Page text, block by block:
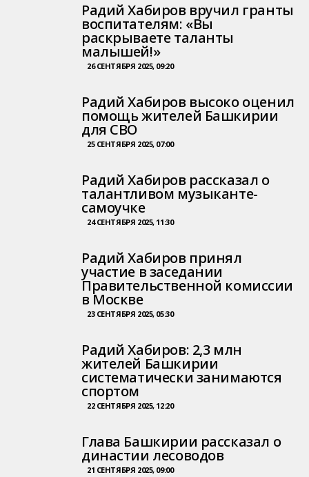
Радий Хабиров вручил гранты
воспитателям: «Вы
раскрываете таланты
малышей!»
26 СЕНТЯБРЯ 2025, 09:20
Радий Хабиров высоко оценил
помощь жителей Башкирии
для СВО
25 СЕНТЯБРЯ 2025, 07:00
Радий Хабиров рассказал о
талантливом музыканте-
самоучке
24 СЕНТЯБРЯ 2025, 11:30
Радий Хабиров принял
участие в заседании
Правительственной комиссии
в Москве
23 СЕНТЯБРЯ 2025, 05:30
Радий Хабиров: 2,3 млн
жителей Башкирии
систематически занимаются
спортом
22 СЕНТЯБРЯ 2025, 12:20
Глава Башкирии рассказал о
династии лесоводов
21 СЕНТЯБРЯ 2025, 09:00